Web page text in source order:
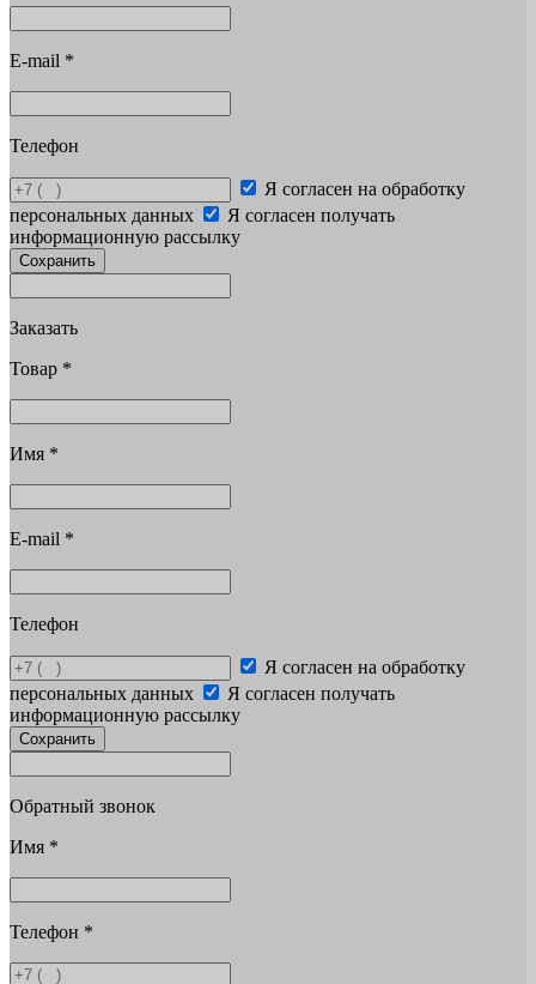
E-mail *
Телефон
Я согласен на обработку
персональных данных
Я согласен получать
информационную рассылку
Сохранить
Заказать
Товар *
Имя *
E-mail *
Телефон
Я согласен на обработку
персональных данных
Я согласен получать
информационную рассылку
Сохранить
Обратный звонок
Имя *
Телефон *